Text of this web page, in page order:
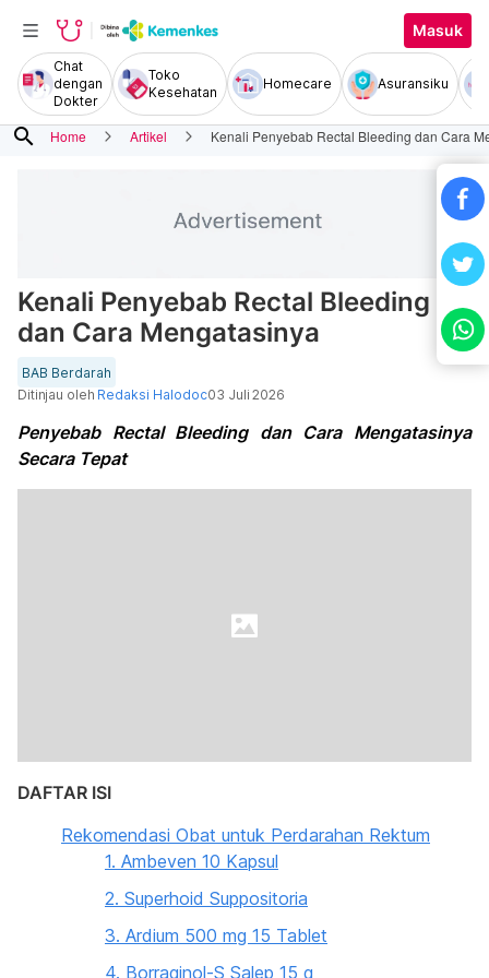
Masuk
Chat
dengan
Dokter
Toko
Kesehatan
Homecare Asuransiku
search Home Artikel Kenali Penyebab Rectal Bleeding dan Cara
Kenali Penyebab Rectal Bleeding
dan Cara Mengatasinya
BAB Berdarah
Ditinjau oleh Redaksi Halodoc03 Juli 2026
Penyebab Rectal Bleeding dan Cara Mengatasinya
Secara Tepat
DAFTAR ISI
Rekomendasi Obat untuk Perdarahan Rektum
1. Ambeven 10 Kapsul
2. Superhoid Suppositoria
3. Ardium 500 mg 15 Tablet
4. Borraginol-S Salep 15 g